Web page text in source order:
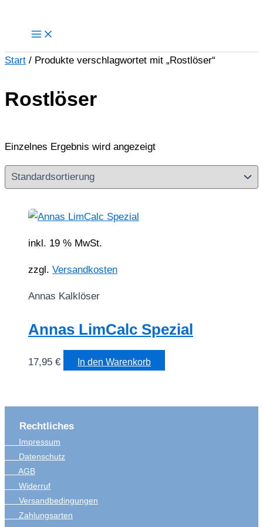
Start / Produkte verschlagwortet mit „Rostlöser“
Rostlöser
Einzelnes Ergebnis wird angezeigt
inkl. 19 % MwSt.
zzgl. Versandkosten
Annas Kalklöser
Annas LimCalc Spezial
17,95 € In den Warenkorb
Rechtliches
Impressum
Datenschutz
AGB
Widerruf
Versandbedingungen
Zahlungsarten